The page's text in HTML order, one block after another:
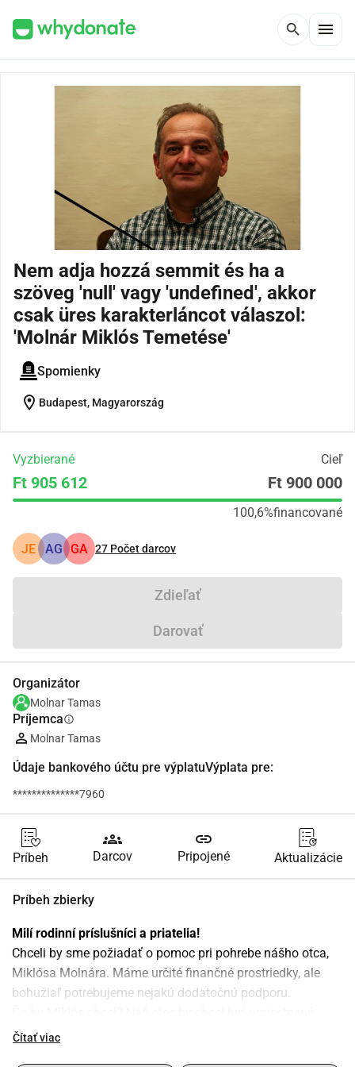
search menu
Nem adja hozzá semmit és ha a
szöveg 'null' vagy 'undefined', akkor
csak üres karakterláncot válaszol:
'Molnár Miklós Temetése'
Spomienky
location_on Budapest, Magyarország
Vyzbierané Cieľ
Ft 905 612 Ft 900 000
100,6%financované
JE AG GA 27 Počet darcov
Zdieľať
Darovať
Organizátor
Molnar Tamas
Príjemcainfo
Molnar Tamas
Údaje bankového účtu pre výplatuVýplata pre:
**************7960
Príbeh
groups
Darcov
link
Pripojené Aktualizácie
Príbeh zbierky
Milí rodinní príslušníci a priatelia!
Chceli by sme požiadať o pomoc pri pohrebe nášho otca,
Miklósa Molnára. Máme určité finančné prostriedky, ale
bohužiaľ potrebujeme nejakú dodatočnú podporu.
vedľa našej matky na cintoríne, aby mohli spolu odpočívať
Čítať viac